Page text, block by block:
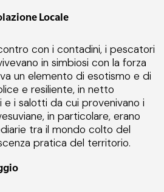
Locale
con i contadini, i pescatori
in simbiosi con la forza
un elemento di esotismo e di
e resiliente, in netto
i salotti da cui provenivano i
in particolare, erano
tra il mondo colto del
pratica del territorio.